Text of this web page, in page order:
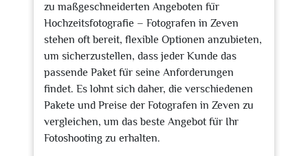
zu maßgeschneiderten Angeboten für
Hochzeitsfotografie – Fotografen in Zeven
stehen oft bereit, flexible Optionen anzubieten,
um sicherzustellen, dass jeder Kunde das
passende Paket für seine Anforderungen
findet. Es lohnt sich daher, die verschiedenen
Pakete und Preise der Fotografen in Zeven zu
vergleichen, um das beste Angebot für Ihr
Fotoshooting zu erhalten.